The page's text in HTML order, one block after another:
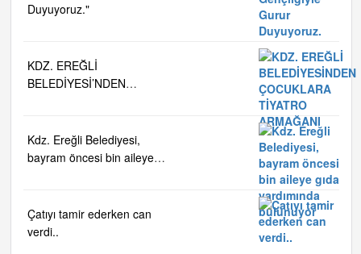
Duyuyoruz."
KDZ. EREĞLİ
BELEDİYESİ’NDEN
Kdz. Ereğli Belediyesi,
bayram öncesi bin aileye
Çatıyı tamir ederken can
verdi..